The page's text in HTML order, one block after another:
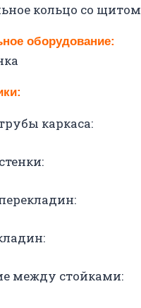
кольцо со щитом
оборудование:
каркаса:
между стойками: